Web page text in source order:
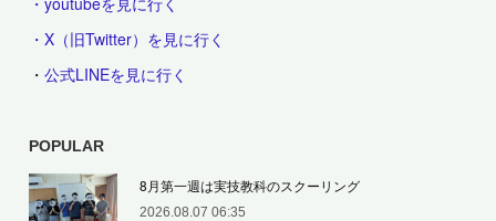
・X（旧Twitter）を見に行く
・ 公式LINEを見に行く
POPULAR
8月第一週は実技教科のスクーリング
2026.08.07 06:35